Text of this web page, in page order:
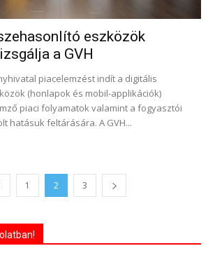
eszközök
a GVH
piacelemzést indít a digitális
(honlapok és mobil-applikációk)
piaci folyamatok valamint a fogyasztói
hatásuk feltárására. A GVH...
1 2 3